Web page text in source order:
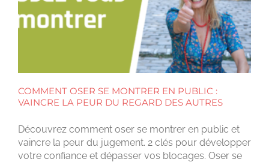
COMMENT OSER SE MONTRER EN PUBLIC :
VAINCRE LA PEUR DU REGARD DES AUTRES
Découvrez comment oser se montrer en public et
vaincre la peur du jugement. 2 clés pour développer
votre confiance et dépasser vos blocages. Oser se